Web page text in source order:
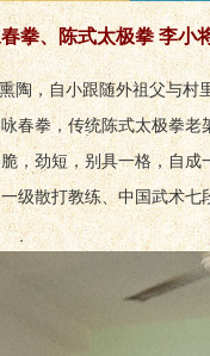
拳、陈式太极拳 李小
陶，自小跟随外祖父与村
春拳，传统陈式太极拳
，劲短，别具一格，自
级散打教练、中国武术